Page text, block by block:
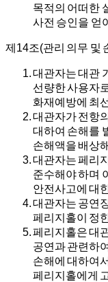
목적의 어떠한
사전 승인을 얻
제14조(관리 의무 및
대관자는 대관
선량한 사용자
화재예방에 최
대관자가 전항
대하여 손해를
손해액을 배상
대관자는 페리
준수해야 하며
안전사고에 대
대관자는 공연
페리지홀이 정
페리지홀은 대
공연과 관련하
손해에 대하여
페리지홀에게